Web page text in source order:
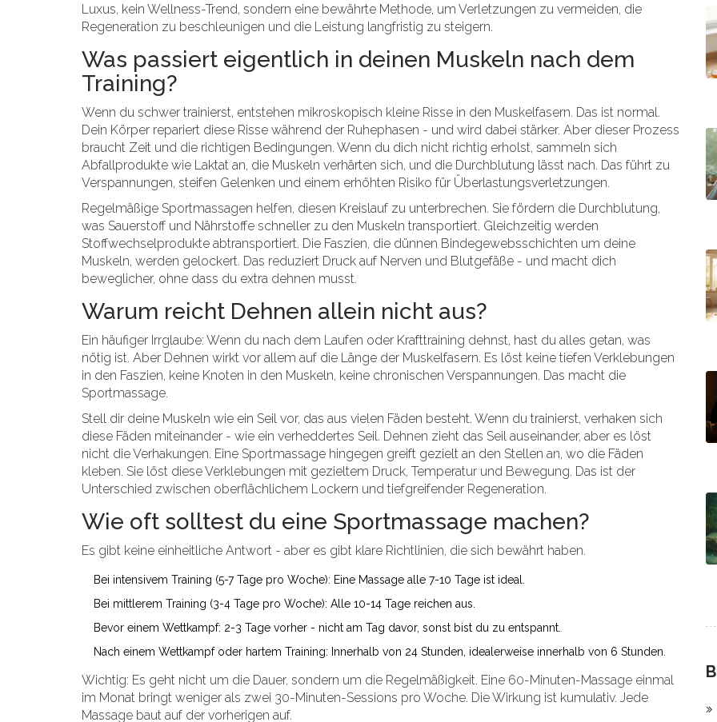
Luxus, kein Wellness-Trend, sondern eine bewährte Methode, um Verletzungen zu vermeiden, die
Regeneration zu beschleunigen und die Leistung langfristig zu steigern.
Was passiert eigentlich in deinen Muskeln nach dem
Training?
Wenn du schwer trainierst, entstehen mikroskopisch kleine Risse in den Muskelfasern. Das ist normal.
Dein Körper repariert diese Risse während der Ruhephasen - und wird dabei stärker. Aber dieser Prozess
braucht Zeit und die richtigen Bedingungen. Wenn du dich nicht richtig erholst, sammeln sich
Abfallprodukte wie Laktat an, die Muskeln verhärten sich, und die Durchblutung lässt nach. Das führt zu
Verspannungen, steifen Gelenken und einem erhöhten Risiko für Überlastungsverletzungen.
Regelmäßige Sportmassagen helfen, diesen Kreislauf zu unterbrechen. Sie fördern die Durchblutung,
was Sauerstoff und Nährstoffe schneller zu den Muskeln transportiert. Gleichzeitig werden
Stoffwechselprodukte abtransportiert. Die Faszien, die dünnen Bindegewebsschichten um deine
Muskeln, werden gelockert. Das reduziert Druck auf Nerven und Blutgefäße - und macht dich
beweglicher, ohne dass du extra dehnen musst.
Warum reicht Dehnen allein nicht aus?
Ein häufiger Irrglaube: Wenn du nach dem Laufen oder Krafttraining dehnst, hast du alles getan, was
nötig ist. Aber Dehnen wirkt vor allem auf die Länge der Muskelfasern. Es löst keine tiefen Verklebungen
in den Faszien, keine Knoten in den Muskeln, keine chronischen Verspannungen. Das macht die
Sportmassage.
Stell dir deine Muskeln wie ein Seil vor, das aus vielen Fäden besteht. Wenn du trainierst, verhaken sich
diese Fäden miteinander - wie ein verheddertes Seil. Dehnen zieht das Seil auseinander, aber es löst
nicht die Verhakungen. Eine Sportmassage hingegen greift gezielt an den Stellen an, wo die Fäden
kleben. Sie löst diese Verklebungen mit gezieltem Druck, Temperatur und Bewegung. Das ist der
Unterschied zwischen oberflächlichem Lockern und tiefgreifender Regeneration.
Wie oft solltest du eine Sportmassage machen?
Es gibt keine einheitliche Antwort - aber es gibt klare Richtlinien, die sich bewährt haben.
Bei intensivem Training (5-7 Tage pro Woche): Eine Massage alle 7-10 Tage ist ideal.
Bei mittlerem Training (3-4 Tage pro Woche): Alle 10-14 Tage reichen aus.
Bevor einem Wettkampf: 2-3 Tage vorher - nicht am Tag davor, sonst bist du zu entspannt.
Nach einem Wettkampf oder hartem Training: Innerhalb von 24 Stunden, idealerweise innerhalb von 6 Stunden.
Wichtig: Es geht nicht um die Dauer, sondern um die Regelmäßigkeit. Eine 60-Minuten-Massage einmal
im Monat bringt weniger als zwei 30-Minuten-Sessions pro Woche. Die Wirkung ist kumulativ. Jede
Massage baut auf der vorherigen auf.